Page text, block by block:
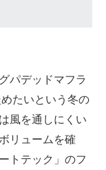
パデッドマフラ
たいという冬の
風を通しにくい
リュームを確
トテック」のフ